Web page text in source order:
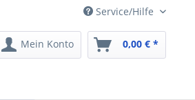
Service/Hilfe
Mein Konto 0,00 € *